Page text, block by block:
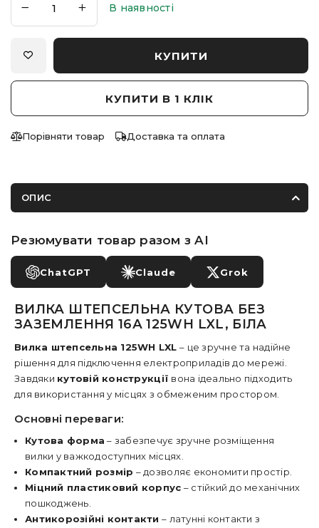
В наявності
КУПИТИ
КУПИТИ В 1 КЛІК
Порівняти товар Доставка та оплата
ОПИС
Резюмувати товар разом з AI
ChatGPT Claude Grok
ВИЛКА ШТЕПСЕЛЬНА КУТОВА БЕЗ
ЗАЗЕМЛЕННЯ 16А 125WH LXL, БІЛА
Вилка штепсельна 125WH LXL – це зручне та надійне
рішення для підключення електроприладів до мережі.
Завдяки кутовій конструкції вона ідеально підходить
для використання у місцях з обмеженим простором.
Основні переваги:
Кутова форма – забезпечує зручне розміщення
вилки у важкодоступних місцях.
Компактний розмір – дозволяє економити простір.
Міцний пластиковий корпус – стійкий до механічних
пошкоджень.
Антикорозійні контакти – латунні контакти з